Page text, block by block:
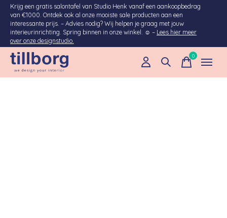
Krijg een gratis salontafel van Studio Henk vanaf een aankoopbedrag
van €1000. Ontdek ook al onze mooiste sale producten aan een
interessante prijs. – Advies nodig? Wij helpen je graag met jouw
interieurinrichting. Spring binnen in onze winkel. ☺ – Lees hier meer
over onze designstudio.
0items